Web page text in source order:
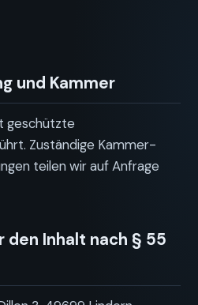
und Kammer
geschützte
Zuständige Kammer-
teilen wir auf Anfrage
Inhalt nach § 55